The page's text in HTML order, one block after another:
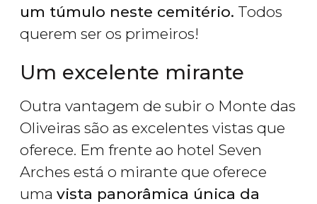
um túmulo neste cemitério. Todos
querem ser os primeiros!
Um excelente mirante
Outra vantagem de subir o Monte das
Oliveiras são as excelentes vistas que
oferece. Em frente ao hotel Seven
Arches está o mirante que oferece
uma vista panorâmica única da